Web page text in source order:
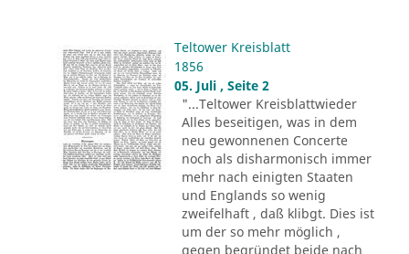
Teltower Kreisblatt
1856
05. Juli , Seite 2
"...Teltower Kreisblattwieder
Alles beseitigen, was in dem
neu gewonnenen Concerte
noch als disharmonisch immer
mehr nach einigten Staaten
und Englands so wenig
zweifelhaft , daß klibgt. Dies ist
um der so mehr möglich ,
gegen begründet beide nach